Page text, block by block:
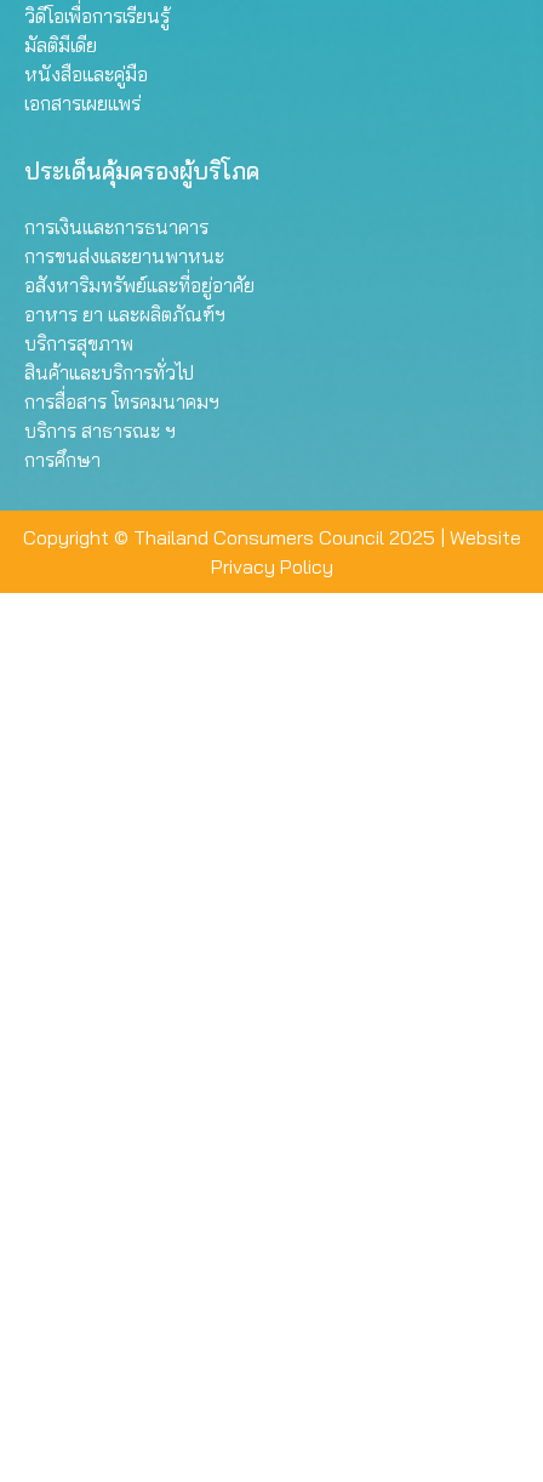
วิดีโอเพื่อการเรียนรู้
มัลติมีเดีย
หนังสือและคู่มือ
เอกสารเผยแพร่
ประเด็นคุ้มครองผู้บริโภค
การเงินและการธนาคาร
การขนส่งและยานพาหนะ
อสังหาริมทรัพย์และที่อยู่อาศัย
อาหาร ยา และผลิตภัณฑ์ฯ
บริการสุขภาพ
สินค้าและบริการทั่วไป
การสื่อสาร โทรคมนาคมฯ
บริการ สาธารณะ ฯ
การศึกษา
Copyright © Thailand Consumers Council 2025 | Website
Privacy Policy